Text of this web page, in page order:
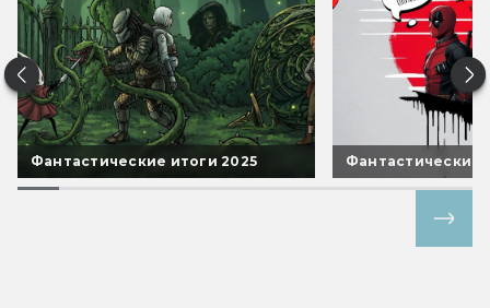
Фантастические итоги 2025 Фантастические